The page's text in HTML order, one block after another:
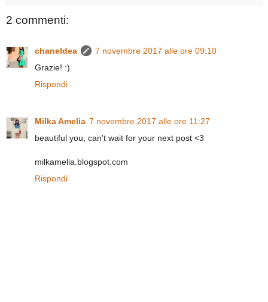
2 commenti:
chaneldea
7 novembre 2017 alle ore 09:10
Grazie! :)
Rispondi
Milka Amelia 7 novembre 2017 alle ore 11:27
beautiful you, can't wait for your next post <3
milkamelia.blogspot.com
Rispondi